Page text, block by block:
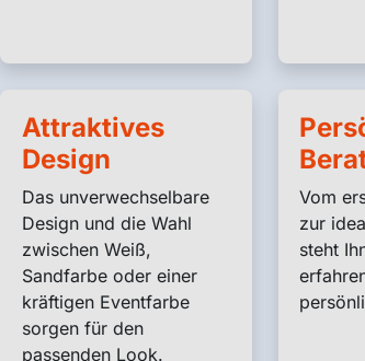
Attraktives
Design
Das unverwechselbare
Design und die Wahl
zwischen Weiß,
Sandfarbe oder einer
kräftigen Eventfarbe
sorgen für den
passenden Look.
Vom
zur
steht